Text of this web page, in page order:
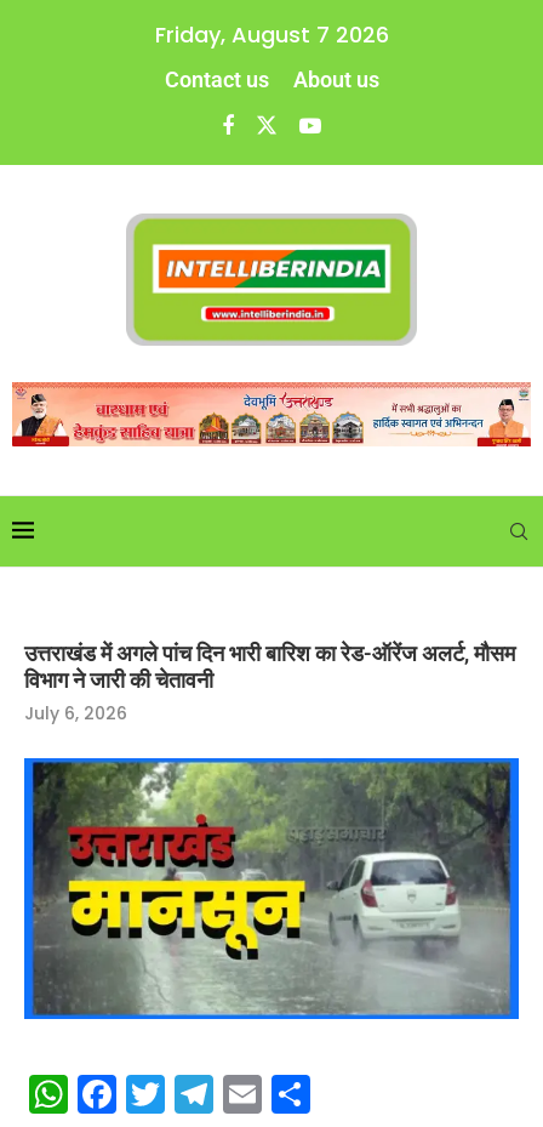
Friday, August 7 2026
Contact us About us
उत्तराखंड में अगले पांच दिन भारी बारिश का रेड-ऑरेंज अलर्ट, मौसम
विभाग ने जारी की चेतावनी
July 6, 2026
WhatsApp
Facebook
Twitter
Telegram
Email